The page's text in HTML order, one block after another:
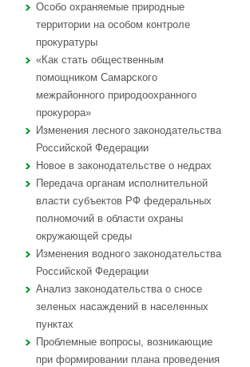
Особо охраняемые природные
территории на особом контроле
прокуратуры
«Как стать общественным
помощником Самарского
межрайонного природоохранного
прокурора»
Изменения лесного законодательства
Российской Федерации
Новое в законодательстве о недрах
Передача органам исполнительной
власти субъектов РФ федеральных
полномочий в области охраны
окружающей среды
Изменения водного законодательства
Российской Федерации
Анализ законодательства о сносе
зеленых насаждений в населенных
пунктах
Проблемные вопросы, возникающие
при формировании плана проведения